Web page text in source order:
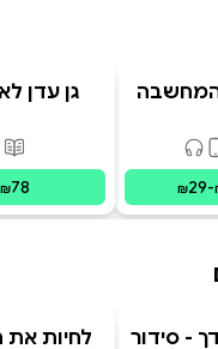
המחשבה
זמינים
מודפס,
₪29-
גן עדן
₪78
- סידור
לחיות את